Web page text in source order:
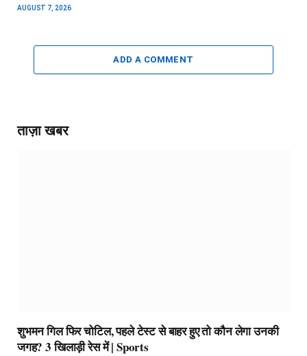
AUGUST 7, 2026
ADD A COMMENT
ताज़ा खबर
शुभमन गिल फिर चोटिल, पहले टेस्ट से बाहर हुए तो कौन लेगा उनकी
जगह? 3 खिलाड़ी रेस में | Sports